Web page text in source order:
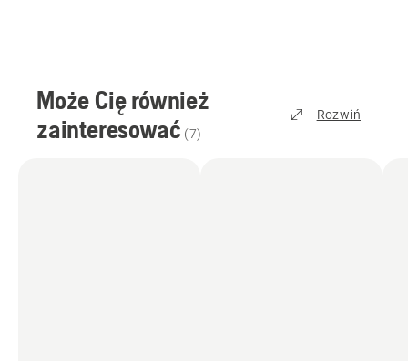
Może Cię również
zainteresować (7)
Rozwiń